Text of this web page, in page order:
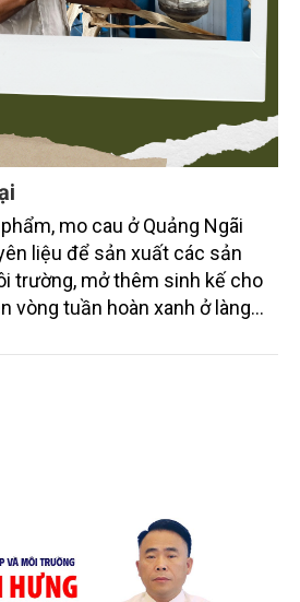
mo cau ở Quảng Ngãi
liệu để sản xuất các sản
trường, mở thêm sinh kế cho
vòng tuần hoàn xanh ở làng
đã được thị trường trong nước